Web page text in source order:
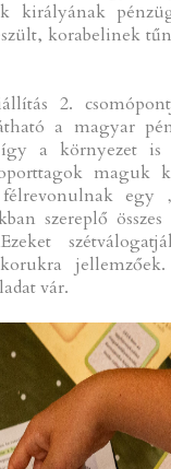
királyának
korabelinek
2.
a magyar
a környezet
maguk
egy
szereplő
vár.